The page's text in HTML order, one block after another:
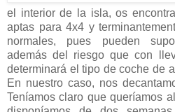
el interior de la isla, os
aptas para 4x4 y
normales, pues pueden
además del riesgo que con
determinará el tipo de coche de
En nuestro caso, nos
Teníamos claro que queríamos